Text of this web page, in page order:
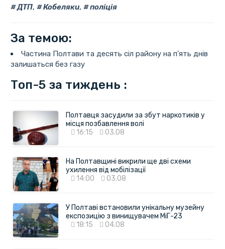
ДТП, Кобеляки, поліція
За темою:
Частина Полтави та десять сіл району на п'ять днів
залишаться без газу
Топ-5 за тиждень :
Полтавця засудили за збут наркотиків у
місця позбавлення волі
16:15
03.08
На Полтавщині викрили ще дві схеми
ухилення від мобілізації
14:00
03.08
У Полтаві встановили унікальну музейну
експозицію з винищувачем МіГ-23
18:15
04.08